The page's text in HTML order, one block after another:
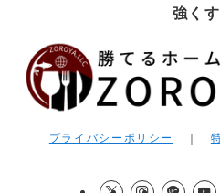
強く
プライバシーポリシー